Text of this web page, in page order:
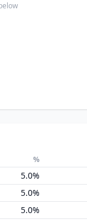
%
5.0%
5.0%
5.0%